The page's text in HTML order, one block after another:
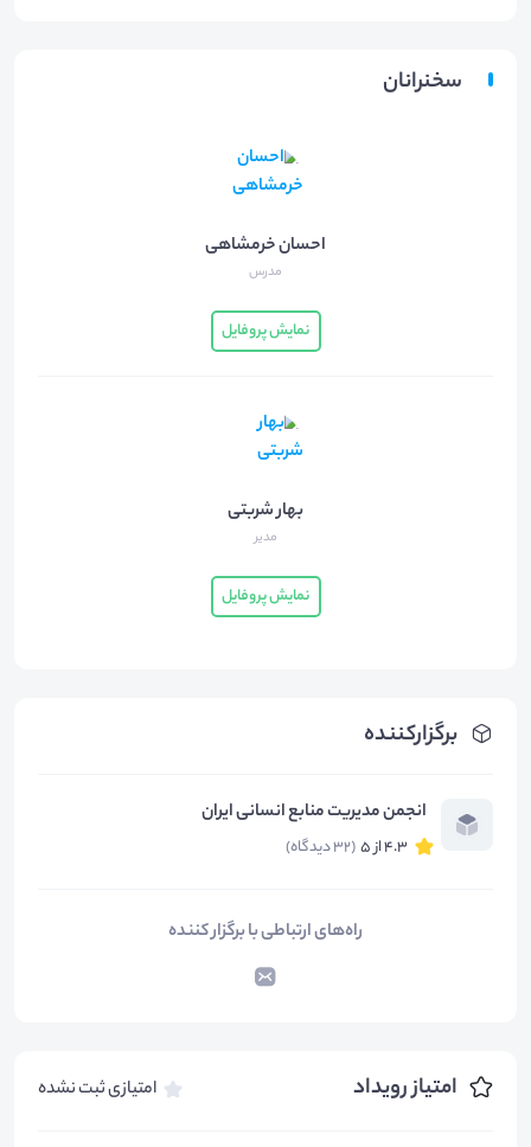
برگزارکننده
انجمن مدیریت منابع انسانی ایران
4.3 از 5 (32 دیدگاه)
راه‌های ارتباطی با برگزار کننده
امتیاز رویداد امتیازی ثبت نشده
سخنرانان
احسان خرمشاهی
مدرس
نمایش پروفایل
بهار شربتی
مدیر
نمایش پروفایل